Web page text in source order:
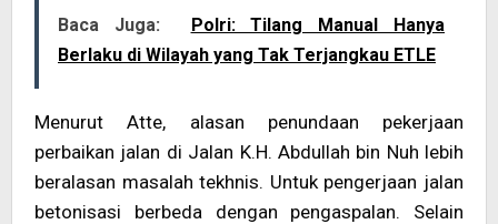
Baca Juga:
Polri: Tilang Manual Hanya
Berlaku di Wilayah yang Tak Terjangkau ETLE
Menurut Atte, alasan penundaan pekerjaan
perbaikan jalan di Jalan K.H. Abdullah bin Nuh lebih
beralasan masalah tekhnis. Untuk pengerjaan jalan
betonisasi berbeda dengan pengaspalan. Selain